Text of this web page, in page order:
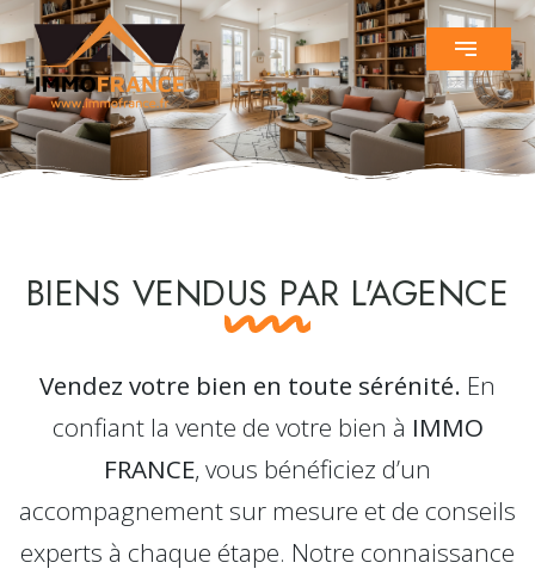
BIENS VENDUS PAR L'AGENCE
Vendez votre bien en toute sérénité. En
confiant la vente de votre bien à IMMO
FRANCE, vous bénéficiez d’un
accompagnement sur mesure et de conseils
experts à chaque étape. Notre connaissance